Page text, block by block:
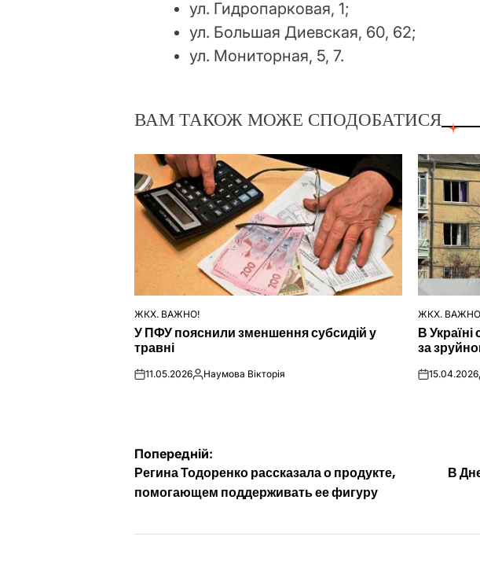
ул. Гидропарковая, 1;
ул. Большая Диевская, 60, 62;
ул. Мониторная, 5, 7.
ВАМ ТАКОЖ МОЖЕ СПОДОБАТИСЯ
ОПУБЛІКУВАТИ
У
ЖКХ. ВАЖНО!
У ПФУ пояснили зменшення субсидій у
травні
on11.05.2026Опубліковано
Наумова Вікторія
У
ЖКХ.
В
за
on15.04.2026
Навігація
записів
Попередній:
Регина Тодоренко рассказала о продукте,
помогающем поддерживать ее фигуру
В